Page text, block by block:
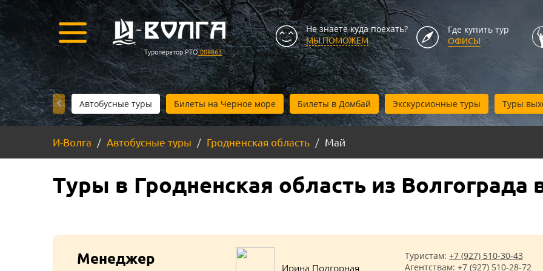
Туроператор РТО008863
Не знаете куда поехать?
МЫ ПОМОЖЕМ
Где купить тур
ОФИСЫ
Автобусные туры Билеты на Черное море Билеты в Домбай Экскурсионные туры Туры
И-Волга Автобусные туры Гродненская область Май
Туры в Гродненская область из Волгограда
Менеджер
Ирина Подгорная
Туристам:+7 (927) 510-30-43
Агентствам:+7 (927) 510-28-72